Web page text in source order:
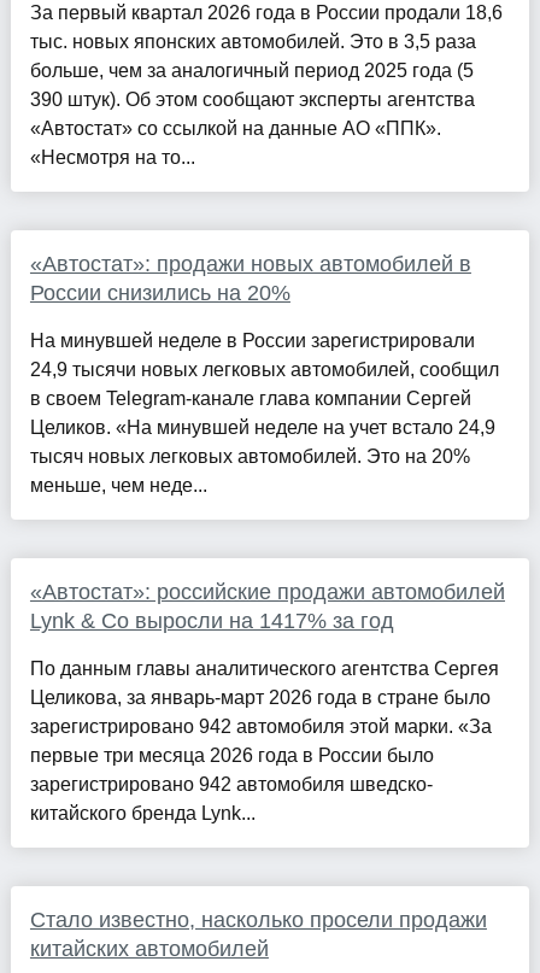
За первый квартал 2026 года в России продали 18,6
тыс. новых японских автомобилей. Это в 3,5 раза
больше, чем за аналогичный период 2025 года (5
390 штук). Об этом сообщают эксперты агентства
«Автостат» со ссылкой на данные АО «ППК».
«Несмотря на то...
«Автостат»: продажи новых автомобилей в
России снизились на 20%
На минувшей неделе в России зарегистрировали
24,9 тысячи новых легковых автомобилей, сообщил
в своем Telegram-канале глава компании Сергей
Целиков. «На минувшей неделе на учет встало 24,9
тысяч новых легковых автомобилей. Это на 20%
меньше, чем неде...
«Автостат»: российские продажи автомобилей
Lynk & Co выросли на 1417% за год
По данным главы аналитического агентства Сергея
Целикова, за январь-март 2026 года в стране было
зарегистрировано 942 автомобиля этой марки. «За
первые три месяца 2026 года в России было
зарегистрировано 942 автомобиля шведско-
китайского бренда Lynk...
Стало известно, насколько просели продажи
китайских автомобилей